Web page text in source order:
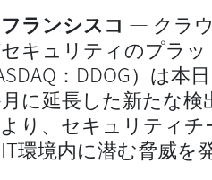
ランシスコ — クラ
キュリティのプラ
：DDOG）は
に延長した新たな
り、セキュリティ
環境内に潜む脅威を